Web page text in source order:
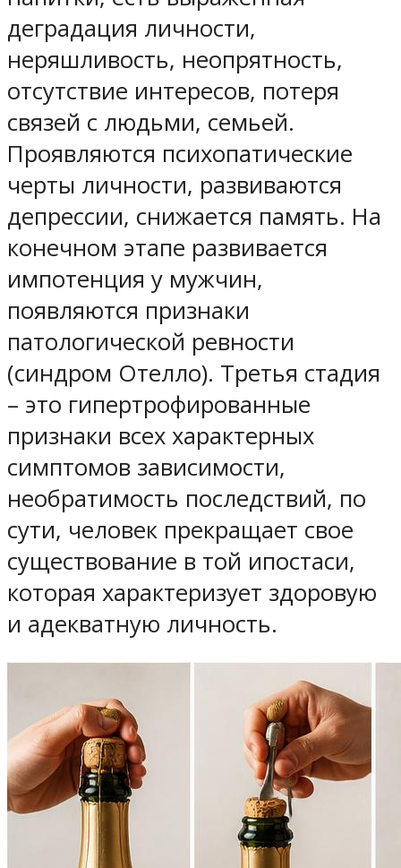
деградация личности,
неряшливость, неопрятность,
отсутствие интересов, потеря
связей с людьми, семьей.
Проявляются психопатические
черты личности, развиваются
депрессии, снижается память. На
конечном этапе развивается
импотенция у мужчин,
появляются признаки
патологической ревности
(синдром Отелло). Третья стадия
– это гипертрофированные
признаки всех характерных
симптомов зависимости,
необратимость последствий, по
сути, человек прекращает свое
существование в той ипостаси,
которая характеризует здоровую
и адекватную личность.